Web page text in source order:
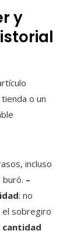
y
o un
incluso
buró. –
: no
el sobregiro
cantidad